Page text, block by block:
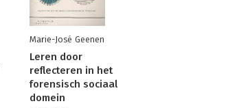
Marie-José Geenen
Leren door
reflecteren in het
forensisch sociaal
domein